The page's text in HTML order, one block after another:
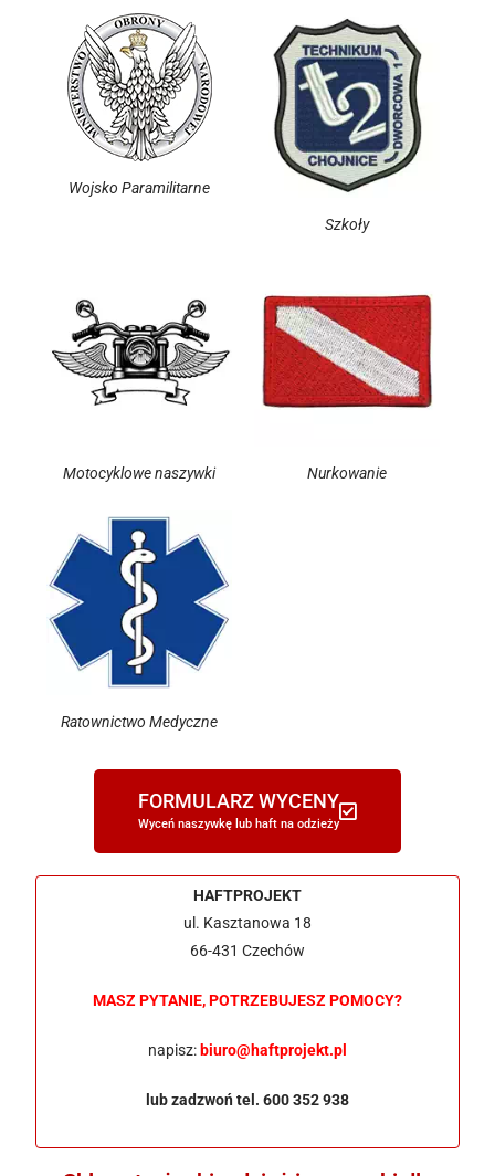
Wojsko Paramilitarne
Szkoły
Motocyklowe naszywki Nurkowanie
Ratownictwo Medyczne
FORMULARZ WYCENY
Wyceń naszywkę lub haft na odzieży
HAFTPROJEKT
ul. Kasztanowa 18
66-431 Czechów
MASZ PYTANIE, POTRZEBUJESZ POMOCY?
napisz: biuro@haftprojekt.pl
lub zadzwoń tel. 600 352 938